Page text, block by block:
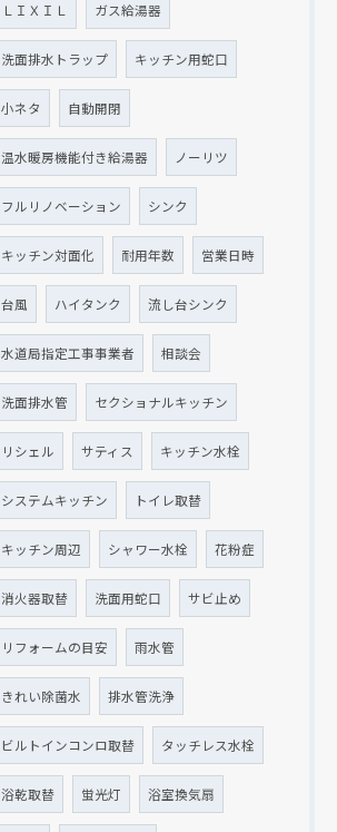
ＬＩＸＩＬ ガス給湯器
洗面排水トラップ キッチン用蛇口
小ネタ 自動開閉
温水暖房機能付き給湯器 ノーリツ
フルリノベーション シンク
キッチン対面化 耐用年数 営業日時
台風 ハイタンク 流し台シンク
水道局指定工事事業者 相談会
洗面排水管 セクショナルキッチン
リシェル サティス キッチン水栓
システムキッチン トイレ取替
キッチン周辺 シャワー水栓 花粉症
消火器取替 洗面用蛇口 サビ止め
リフォームの目安 雨水管
きれい除菌水 排水管洗浄
ビルトインコンロ取替 タッチレス水栓
浴乾取替 蛍光灯 浴室換気扇